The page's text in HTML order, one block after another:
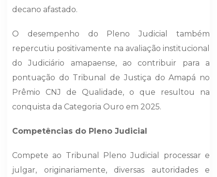
decano afastado.
O desempenho do Pleno Judicial também
repercutiu positivamente na avaliação institucional
do Judiciário amapaense, ao contribuir para a
pontuação do Tribunal de Justiça do Amapá no
Prêmio CNJ de Qualidade, o que resultou na
conquista da Categoria Ouro em 2025.
Competências do Pleno Judicial
Compete ao Tribunal Pleno Judicial processar e
julgar, originariamente, diversas autoridades e